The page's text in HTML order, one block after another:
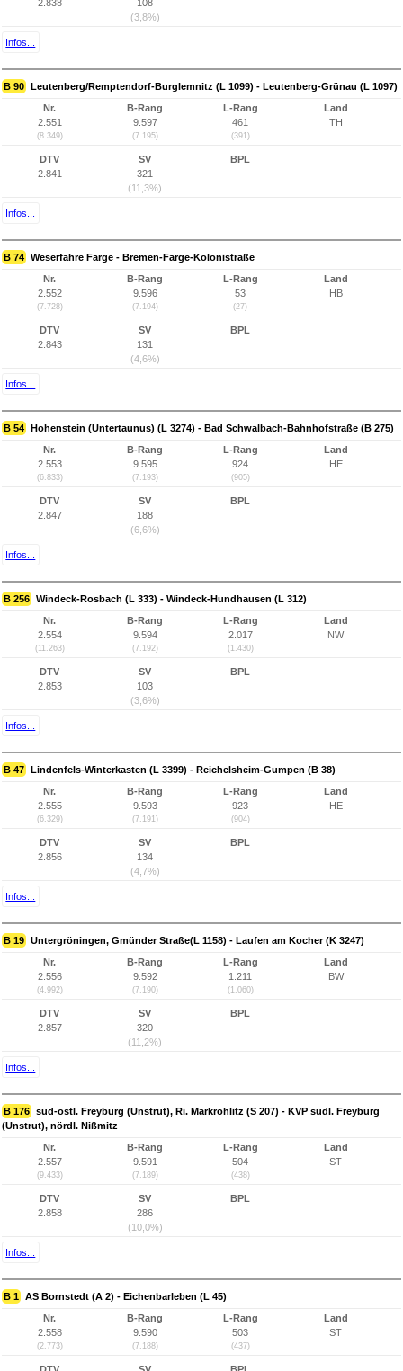
2.838
108
(3,8%)
Infos...
B 90 Leutenberg/Remptendorf-Burglemnitz (L 1099) - Leutenberg-Grünau (L 1097)
Nr.
2.551
(8.349)
B-Rang
9.597
(7.195)
L-Rang
461
(391)
Land
TH
DTV
2.841
SV
321
(11,3%)
BPL
Infos...
B 74 Weserfähre Farge - Bremen-Farge-Kolonistraße
Nr.
2.552
(7.728)
B-Rang
9.596
(7.194)
L-Rang
53
(27)
Land
HB
DTV
2.843
SV
131
(4,6%)
BPL
Infos...
B 54 Hohenstein (Untertaunus) (L 3274) - Bad Schwalbach-Bahnhofstraße (B 275)
Nr.
2.553
(6.833)
B-Rang
9.595
(7.193)
L-Rang
924
(905)
Land
HE
DTV
2.847
SV
188
(6,6%)
BPL
Infos...
B 256 Windeck-Rosbach (L 333) - Windeck-Hundhausen (L 312)
Nr.
2.554
(11.263)
B-Rang
9.594
(7.192)
L-Rang
2.017
(1.430)
Land
NW
DTV
2.853
SV
103
(3,6%)
BPL
Infos...
B 47 Lindenfels-Winterkasten (L 3399) - Reichelsheim-Gumpen (B 38)
Nr.
2.555
(6.329)
B-Rang
9.593
(7.191)
L-Rang
923
(904)
Land
HE
DTV
2.856
SV
134
(4,7%)
BPL
Infos...
B 19 Untergröningen, Gmünder Straße(L 1158) - Laufen am Kocher (K 3247)
Nr.
2.556
(4.992)
B-Rang
9.592
(7.190)
L-Rang
1.211
(1.060)
Land
BW
DTV
2.857
SV
320
(11,2%)
BPL
Infos...
B 176 süd-östl. Freyburg (Unstrut), Ri. Markröhlitz (S 207) - KVP südl. Freyburg
(Unstrut), nördl. Nißmitz
Nr.
2.557
(9.433)
B-Rang
9.591
(7.189)
L-Rang
504
(438)
Land
ST
DTV
2.858
SV
286
(10,0%)
BPL
Infos...
B 1 AS Bornstedt (A 2) - Eichenbarleben (L 45)
Nr.
2.558
(2.773)
B-Rang
9.590
(7.188)
L-Rang
503
(437)
Land
ST